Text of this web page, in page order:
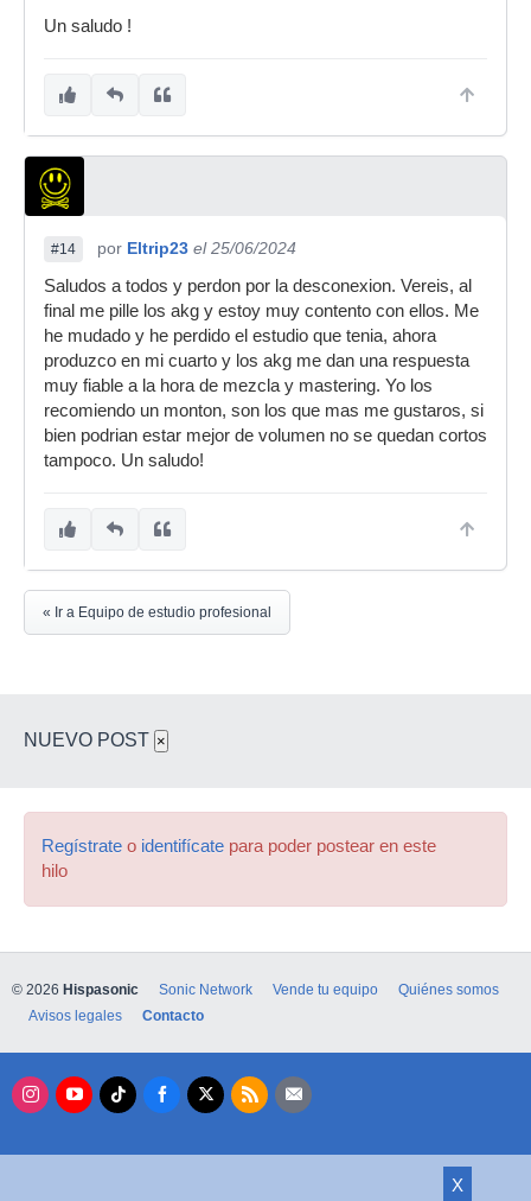
Un saludo !
#14 por Eltrip23 el 25/06/2024
Saludos a todos y perdon por la desconexion. Vereis, al
final me pille los akg y estoy muy contento con ellos. Me
he mudado y he perdido el estudio que tenia, ahora
produzco en mi cuarto y los akg me dan una respuesta
muy fiable a la hora de mezcla y mastering. Yo los
recomiendo un monton, son los que mas me gustaros, si
bien podrian estar mejor de volumen no se quedan cortos
tampoco. Un saludo!
« Ir a Equipo de estudio profesional
NUEVO POST ×
Regístrate o identifícate para poder postear en este
hilo
X
© 2026 Hispasonic Sonic Network Vende tu equipo
Quiénes somos
Avisos legales
Contacto